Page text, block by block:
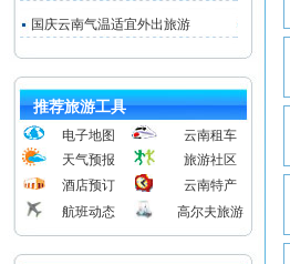
国庆云南气温适宜外出旅游
推荐旅游工具
电子地图
云南租车
天气预报
旅游社区
酒店预订
云南特产
航班动态
高尔夫旅游